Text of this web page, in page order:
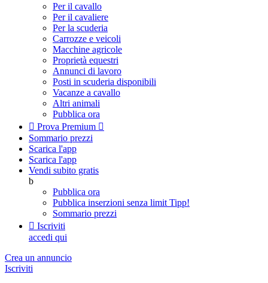
Per il cavallo
Per il cavaliere
Per la scuderia
Carrozze e veicoli
Macchine agricole
Proprietà equestri
Annunci di lavoro
Posti in scuderia disponibili
Vacanze a cavallo
Altri animali
Pubblica ora
 Prova Premium 
Sommario prezzi
Scarica l'app
Scarica l'app
Vendi subito gratis
b
Pubblica ora
Pubblica inserzioni senza limit Tipp!
Sommario prezzi
 Iscriviti
accedi qui
Crea un annuncio
Iscriviti